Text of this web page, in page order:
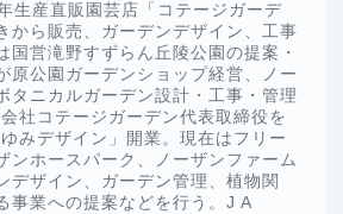
生産直販園芸店「コテージガーデ
から販売、ガーデンデザイン、工事
国営滝野すずらん丘陵公園の提案・
原公園ガーデンショップ経営、ノー
タニカルガーデン設計・工事・管理
社コテージガーデン代表取締役を
みデザイン」開業。現在はフリー
ンホースパーク、ノーザンファーム
デザイン、ガーデン管理、植物関
事業への提案などを行う。J A